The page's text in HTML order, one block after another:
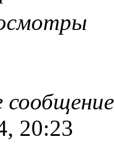
20:23